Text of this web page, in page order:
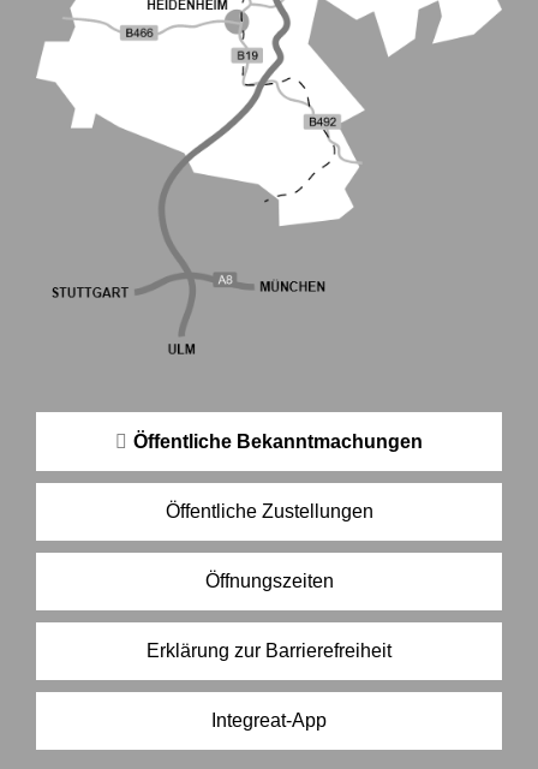
Öffentliche Bekanntmachungen
Öffentliche Zustellungen
Öffnungszeiten
Erklärung zur Barrierefreiheit
Integreat-App